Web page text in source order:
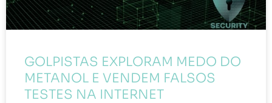
GOLPISTAS EXPLORAM MEDO DO
METANOL E VENDEM FALSOS
TESTES NA INTERNET